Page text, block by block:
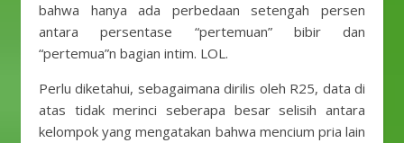
bahwa hanya ada perbedaan setengah persen
antara persentase “pertemuan” bibir dan
“pertemua”n bagian intim. LOL.
Perlu diketahui, sebagaimana dirilis oleh R25, data di
atas tidak merinci seberapa besar selisih antara
kelompok yang mengatakan bahwa mencium pria lain